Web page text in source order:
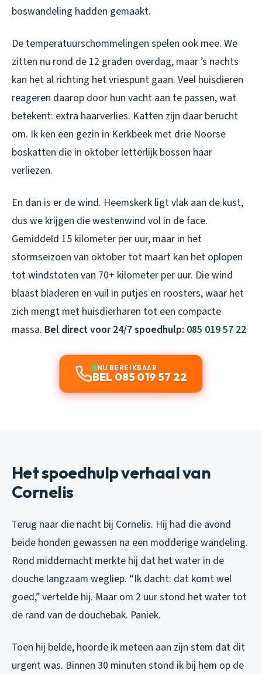
boswandeling hadden gemaakt.
De temperatuurschommelingen spelen ook mee. We
zitten nu rond de 12 graden overdag, maar ’s nachts
kan het al richting het vriespunt gaan. Veel huisdieren
reageren daarop door hun vacht aan te passen, wat
betekent: extra haarverlies. Katten zijn daar berucht
om. Ik ken een gezin in Kerkbeek met drie Noorse
boskatten die in oktober letterlijk bossen haar
verliezen.
En dan is er de wind. Heemskerk ligt vlak aan de kust,
dus we krijgen die westenwind vol in de face.
Gemiddeld 15 kilometer per uur, maar in het
stormseizoen van oktober tot maart kan het oplopen
tot windstoten van 70+ kilometer per uur. Die wind
blaast bladeren en vuil in putjes en roosters, waar het
zich mengt met huisdierharen tot een compacte
massa. Bel direct voor 24/7 spoedhulp: 085 019 57 22
NU BEREIKBAAR
BEL 085 019 57 22
Het spoedhulp verhaal van
Cornelis
Terug naar die nacht bij Cornelis. Hij had die avond
beide honden gewassen na een modderige wandeling.
Rond middernacht merkte hij dat het water in de
douche langzaam wegliep. “Ik dacht: dat komt wel
goed,” vertelde hij. Maar om 2 uur stond het water tot
de rand van de douchebak. Paniek.
Toen hij belde, hoorde ik meteen aan zijn stem dat dit
urgent was. Binnen 30 minuten stond ik bij hem op de